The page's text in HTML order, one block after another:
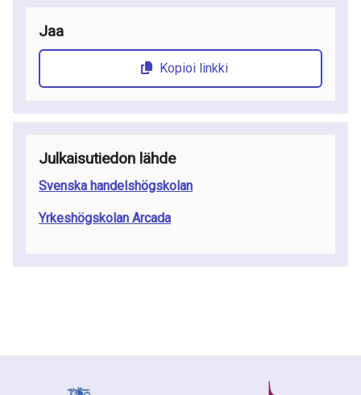
Jaa
Kopioi linkki
Julkaisutiedon lähde
Svenska handelshögskolan
Yrkeshögskolan Arcada